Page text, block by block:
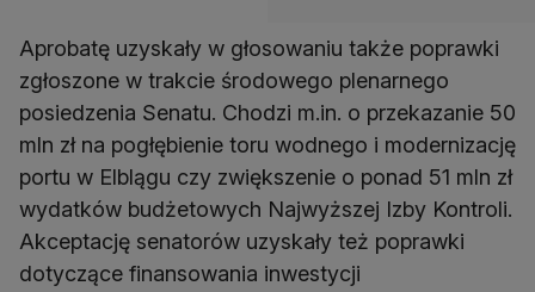
Aprobatę uzyskały w głosowaniu także poprawki
zgłoszone w trakcie środowego plenarnego
posiedzenia Senatu. Chodzi m.in. o przekazanie 50
mln zł na pogłębienie toru wodnego i modernizację
portu w Elblągu czy zwiększenie o ponad 51 mln zł
wydatków budżetowych Najwyższej Izby Kontroli.
Akceptację senatorów uzyskały też poprawki
dotyczące finansowania inwestycji